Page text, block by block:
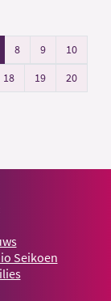
8 9
10
18 19
20
Seikoen